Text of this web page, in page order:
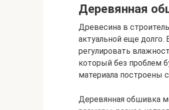
Деревянная
Древесина в
актуальной еще
регулировать
который без проблем
материала построены
Деревянная обшивка